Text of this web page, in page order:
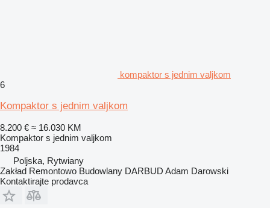
kompaktor s jednim valjkom
6
Kompaktor s jednim valjkom
8.200 € ≈ 16.030 KM
Kompaktor s jednim valjkom
1984
Poljska, Rytwiany
Zakład Remontowo Budowlany DARBUD Adam Darowski
Kontaktirajte prodavca